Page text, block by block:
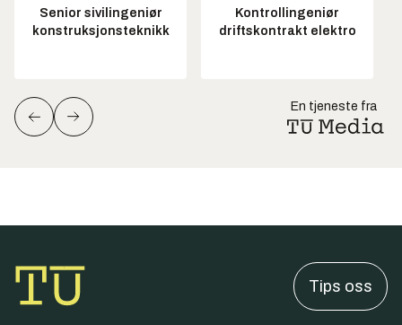
Senior sivilingeniør
konstruksjonsteknikk
Kontrollingeniør
driftskontrakt elektro
En tjeneste fra
Tips oss